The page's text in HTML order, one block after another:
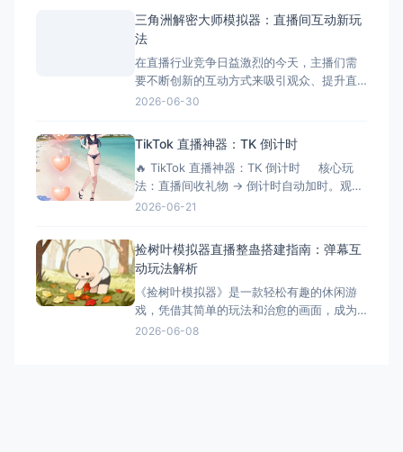
系统，配置建议：Intel i5以上处理器、8GB
三角洲解密大师模拟器：直播间互动新玩
法
在直播行业竞争日益激烈的今天，主播们需
要不断创新的互动方式来吸引观众、提升直
播间氛围。三角洲解密大师模拟器作为一款
能够增加直播的趣味性，还能有效延长观众
停留时间，提升直播间的活跃度和收益。 什
么是三角洲解密大师模拟器？
2026-06-30
TikTok 直播神器：TK 倒计时
🔥 TikTok 直播神器：TK 倒计时 核心玩
法：直播间收礼物 → 倒计时自动加时。观众
刷得越猛，直播/挑战时间越长！完美适配
TikTok 直
2026-06-21
捡树叶模拟器直播整蛊搭建指南：弹幕互
动玩法解析
《捡树叶模拟器》是一款轻松有趣的休闲游
戏，凭借其简单的玩法和治愈的画面，成为
了直播整蛊玩法的新选择。今天就来详细介
2026-06-08